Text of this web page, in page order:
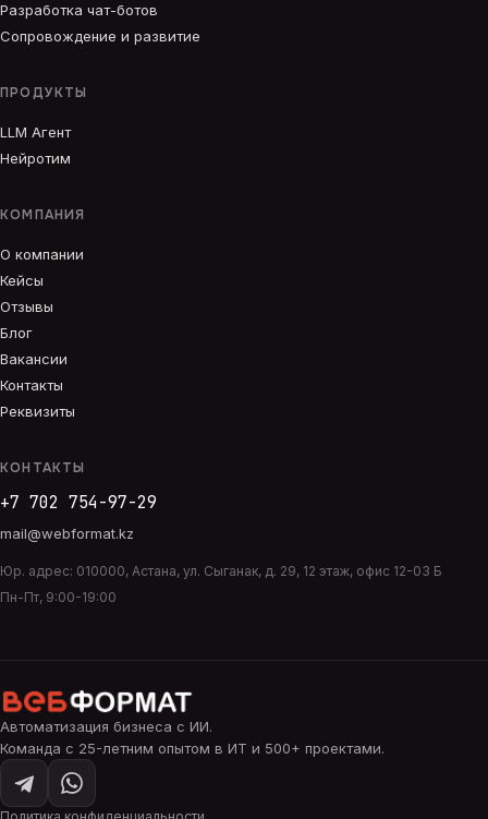
Разработка чат-ботов
Сопровождение и развитие
ПРОДУКТЫ
LLM Агент
Нейротим
КОМПАНИЯ
О компании
Кейсы
Отзывы
Блог
Вакансии
Контакты
Реквизиты
КОНТАКТЫ
+7 702 754-97-29
mail@webformat.kz
Юр. адрес: 010000, Астана, ул. Сыганак, д. 29, 12 этаж, офис 12-03 Б
Пн-Пт, 9:00-19:00
Автоматизация бизнеса с ИИ.
Команда с 25-летним опытом в ИТ и 500+ проектами.